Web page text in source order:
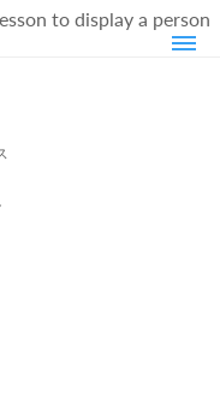
to display a person